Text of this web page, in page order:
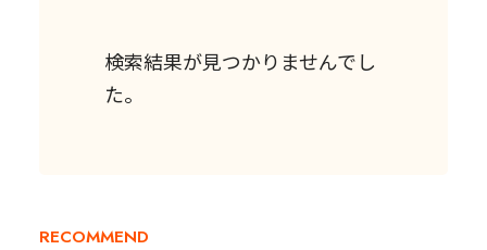
検索結果が見つかりませんでし
た。
RECOMMEND